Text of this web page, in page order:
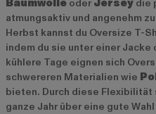
Baumwolle oder Jersey die
atmungsaktiv und angenehm
Herbst kannst du Oversize T-
indem du sie unter einer
kühlere Tage eignen sich
schwereren Materialien wie
bieten. Durch diese Flexibilität
ganze Jahr über eine gute